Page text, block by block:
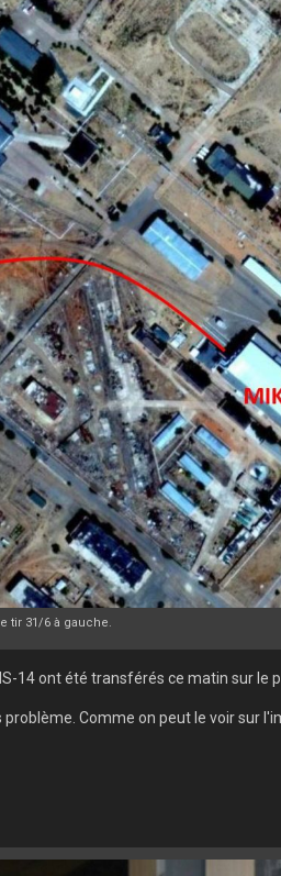
tir 31/6 à gauche.
14 ont été transférés ce matin sur le
Comme on peut le voir sur